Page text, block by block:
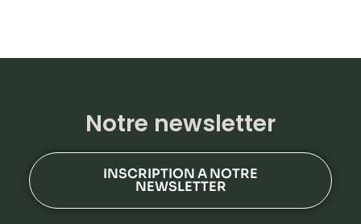
Notre newsletter
INSCRIPTION A NOTRE
NEWSLETTER